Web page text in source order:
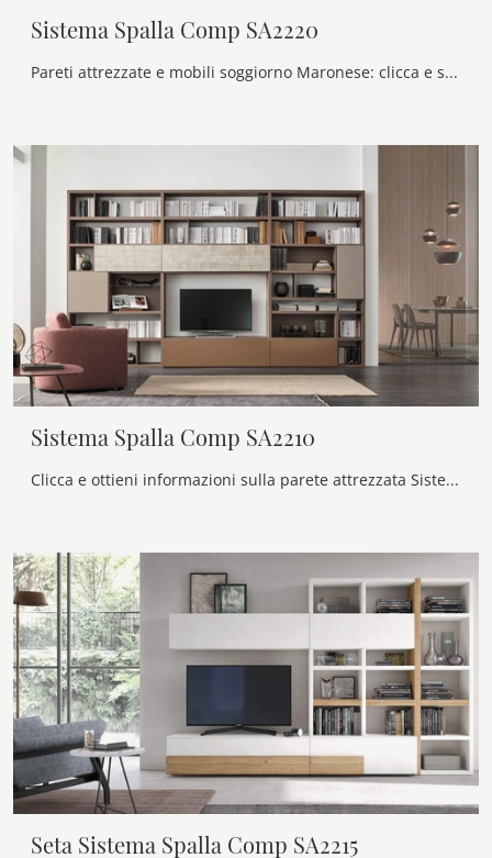
Sistema Spalla Comp SA2220
Pareti attrezzate e mobili soggiorno Maronese: clicca e scopri il modello Sistema Spalla Comp SA2220 e potrai impreziosire stanze moderne di ogni ...
Sistema Spalla Comp SA2210
Clicca e ottieni informazioni sulla parete attrezzata Sistema Spalla Comp SA2210 del brand Maronese: è la soluzione dalle linee moderne ideale per te.
Seta Sistema Spalla Comp SA2215